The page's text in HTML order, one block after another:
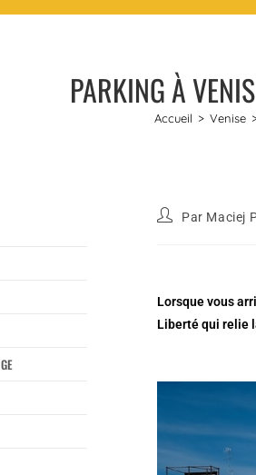
PARKING À
Accueil > Venise
Par Maciej
Lorsque vous
Liberté qui relie